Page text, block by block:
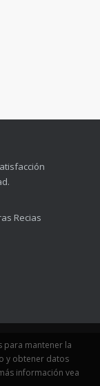
Recias
para mantener la
y obtener datos
información vea